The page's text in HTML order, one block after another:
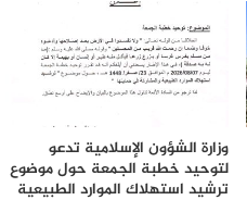
وزارة الشؤون الإسلامية تدعو
لتوحيد خطبة الجمعة حول موضوع
ترشيد استهلاك الموارد الطبيعية